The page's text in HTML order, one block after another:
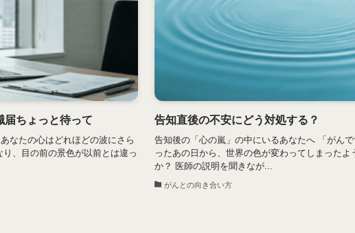
届ちょっと待って
なたの心はどれほどの波にさら
、目の前の景色が以前とは違っ
告知直後の不安にどう対処する？
告知後の「心の嵐」の中にいるあなたへ 「がん
ったあの日から、世界の色が変わってしまったよ
か？ 医師の説明を聞きなが...
がんとの向き合い方